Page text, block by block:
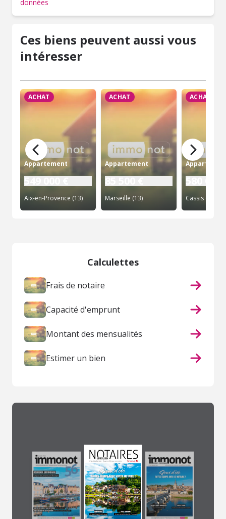
données
Ces biens peuvent aussi vous
intéresser
ACHAT
Appartement
Aix-en-Provence (13)
ACHAT
Appartement
Marseille (13)
ACHAT
Cassis (13)
Calculettes
Frais de notaire
Capacité d'emprunt
Montant des mensualités
Estimer un bien